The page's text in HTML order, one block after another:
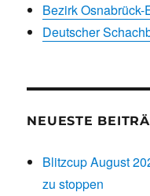
Bezirk Osnabrück-
Deutscher
NEUESTE
Blitzcup August
zu stoppen